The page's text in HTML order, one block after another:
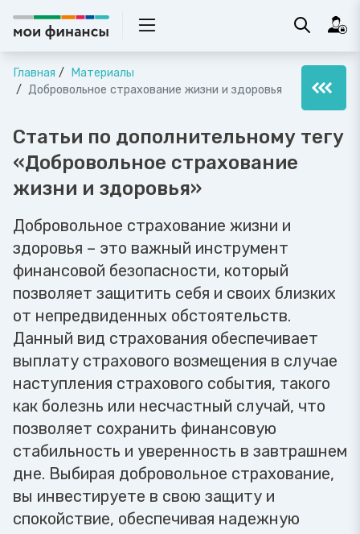
Главная
Материалы
Добровольное страхование жизни и здоровья
Статьи по дополнительному тегу
«Добровольное страхование
жизни и здоровья»
Добровольное страхование жизни и
здоровья – это важный инструмент
финансовой безопасности, который
позволяет защитить себя и своих близких
от непредвиденных обстоятельств.
Данный вид страхования обеспечивает
выплату страхового возмещения в случае
наступления страхового события, такого
как болезнь или несчастный случай, что
позволяет сохранить финансовую
стабильность и уверенность в завтрашнем
дне. Выбирая добровольное страхование,
вы инвестируете в свою защиту и
спокойствие, обеспечивая надежную